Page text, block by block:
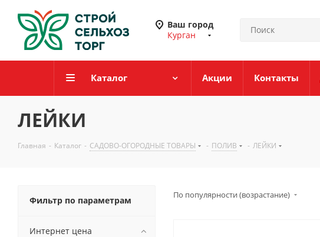
Ваш город
Курган
Каталог Акции Контакты
ЛЕЙКИ
Главная - Каталог - САДОВО-ОГОРОДНЫЕ ТОВАРЫ - ПОЛИВ - ЛЕЙКИ
По популярности (возрастание)
Фильтр по параметрам
Интернет цена